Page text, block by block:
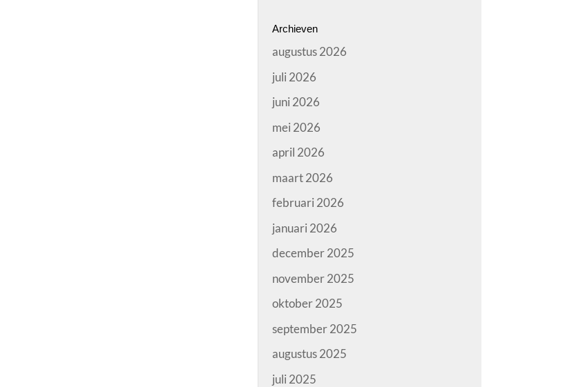
Archieven
augustus 2026
juli 2026
juni 2026
mei 2026
april 2026
maart 2026
februari 2026
januari 2026
december 2025
november 2025
oktober 2025
september 2025
augustus 2025
juli 2025